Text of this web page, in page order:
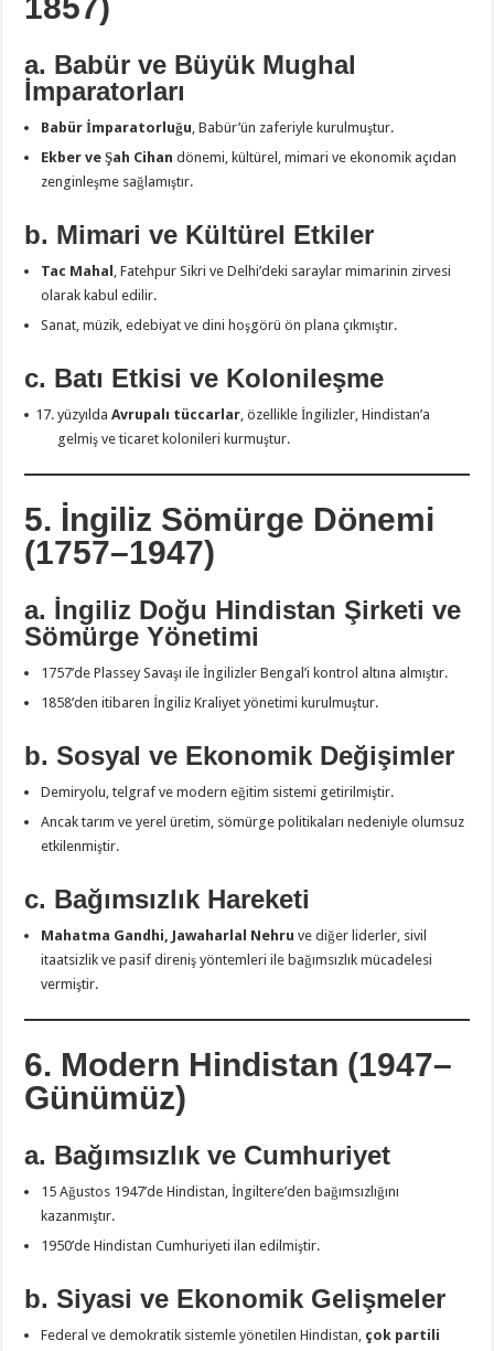
a. Babür ve Büyük Mughal
İmparatorları
Babür İmparatorluğu , Babür’ün zaferiyle kurulmuştur.
Ekber ve Şah Cihan dönemi, kültürel, mimari ve ekonomik açıdan
zenginleşme sağlamıştır.
b. Mimari ve Kültürel Etkiler
Tac Mahal
, Fatehpur Sikri ve Delhi’deki saraylar mimarinin zirvesi
olarak kabul edilir.
Sanat, müzik, edebiyat ve dini hoşgörü ön plana çıkmıştır.
c. Batı Etkisi ve Kolonileşme
yüzyıldaAvrupalı tüccarlar , özellikle İngilizler, Hindistan’a
gelmiş ve ticaret kolonileri kurmuştur.
5. İngiliz Sömürge Dönemi
(1757–1947)
a. İngiliz Doğu Hindistan Şirketi ve
Sömürge Yönetimi
1757’de Plassey Savaşı ile İngilizler Bengal’i kontrol altına almıştır.
1858’den itibaren İngiliz Kraliyet yönetimi kurulmuştur.
b. Sosyal ve Ekonomik Değişimler
Demiryolu, telgraf ve modern eğitim sistemi getirilmiştir.
Ancak tarım ve yerel üretim, sömürge politikaları nedeniyle olumsuz
etkilenmiştir.
c. Bağımsızlık Hareketi
Mahatma Gandhi, Jawaharlal Nehru ve diğer liderler, sivil
itaatsizlik ve pasif direniş yöntemleri ile bağımsızlık mücadelesi
vermiştir.
6. Modern Hindistan (1947–
Günümüz)
a. Bağımsızlık ve Cumhuriyet
15 Ağustos 1947’de Hindistan, İngiltere’den bağımsızlığını
kazanmıştır.
1950’de Hindistan Cumhuriyeti ilan edilmiştir.
b. Siyasi ve Ekonomik Gelişmeler
Federal ve demokratik sistemle yönetilen Hindistan, çok partili